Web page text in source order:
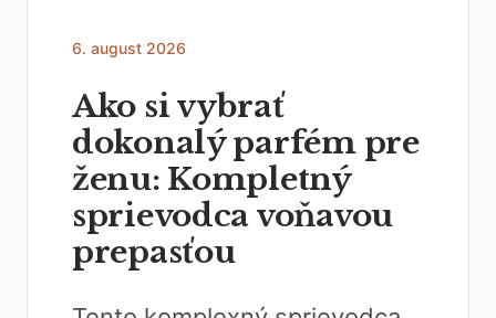
6. august 2026
Ako si vybrať
dokonalý parfém pre
ženu: Kompletný
sprievodca voňavou
prepasťou